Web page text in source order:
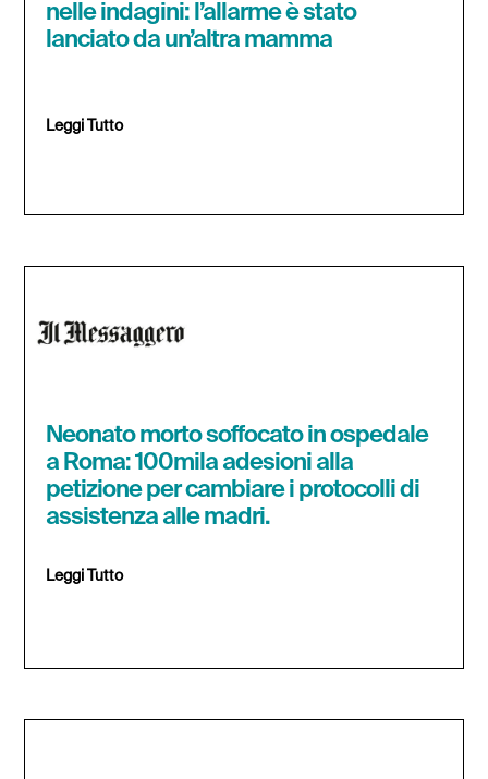
nelle indagini: l’allarme è stato
lanciato da un’altra mamma
Leggi Tutto
Neonato morto soffocato in ospedale
a Roma: 100mila adesioni alla
petizione per cambiare i protocolli di
assistenza alle madri.
Leggi Tutto